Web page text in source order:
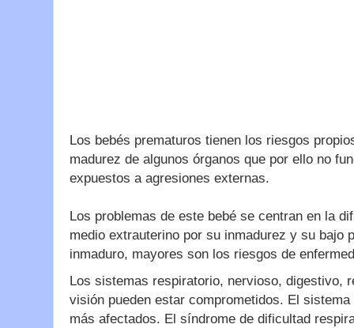
Los bebés prematuros tienen los riesgos
madurez de algunos órganos que por ello no
expuestos a agresiones externas.
Los problemas de este bebé se centran en la
medio extrauterino por su inmadurez y su bajo
inmaduro, mayores son los riesgos de
Los sistemas respiratorio, nervioso, digestivo,
visión pueden estar comprometidos. El
más afectados. El síndrome de dificultad